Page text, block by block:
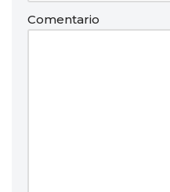
Comentario